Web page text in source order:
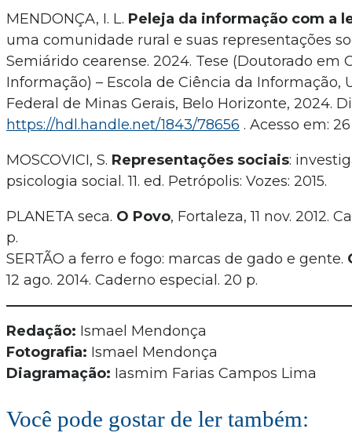
MENDONÇA, I. L. Peleja da informação com a
uma comunidade rural e suas representações
Semiárido cearense. 2024. Tese (Doutorado em
Informação) – Escola de Ciência da Informação,
Federal de Minas Gerais, Belo Horizonte, 2024.
https://hdl.handle.net/1843/78656 . Acesso em:
MOSCOVICI, S. Representações sociais:
psicologia social. 11. ed. Petrópolis: Vozes: 2015.
PLANETA seca. O Povo, Fortaleza, 11 nov. 2012.
p.
SERTÃO a ferro e fogo: marcas de gado e gente.
12 ago. 2014. Caderno especial. 20 p.
Redação: Ismael Mendonça
Fotografia: Ismael Mendonça
Diagramação: Iasmim Farias Campos Lima
Você pode gostar de ler também: